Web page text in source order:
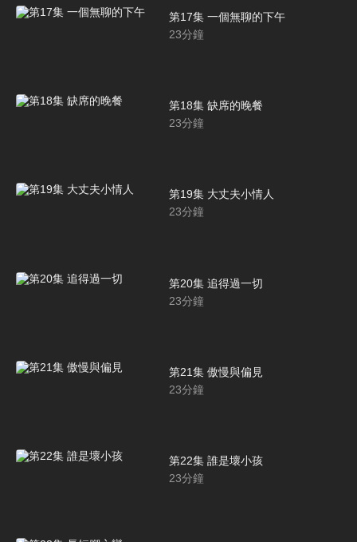
第17集 一個無聊的下午
23分鐘
第18集 缺席的晚餐
23分鐘
第19集 大丈夫小情人
23分鐘
第20集 追得過一切
23分鐘
第21集 傲慢與偏見
23分鐘
第22集 誰是壞小孩
23分鐘